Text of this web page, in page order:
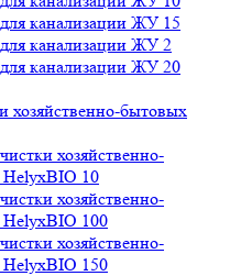
канализации ЖУ 15
канализации ЖУ 2
канализации ЖУ 20
хозяйственно-бытовых
хозяйственно-
HelyxBIO 10
хозяйственно-
HelyxBIO 100
хозяйственно-
HelyxBIO 150